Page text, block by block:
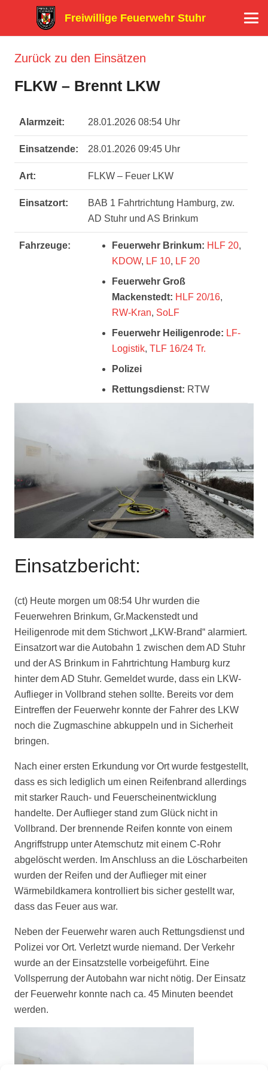
Freiwillige Feuerwehr Stuhr
Zurück zu den Einsätzen
FLKW – Brennt LKW
Alarmzeit: 28.01.2026 08:54 Uhr
Einsatzende: 28.01.2026 09:45 Uhr
Art: FLKW – Feuer LKW
Einsatzort:
BAB 1 Fahrtrichtung Hamburg, zw.
AD Stuhr und AS Brinkum
Fahrzeuge: Feuerwehr Brinkum: HLF 20,
KDOW, LF 10, LF 20
Feuerwehr Groß
Mackenstedt: HLF 20/16,
RW-Kran, SoLF
Feuerwehr Heiligenrode: LF-
Logistik, TLF 16/24 Tr.
Polizei
Rettungsdienst: RTW
Einsatzbericht:
(ct) Heute morgen um 08:54 Uhr wurden die
Feuerwehren Brinkum, Gr.Mackenstedt und
Heiligenrode mit dem Stichwort „LKW-Brand“ alarmiert.
Einsatzort war die Autobahn 1 zwischen dem AD Stuhr
und der AS Brinkum in Fahrtrichtung Hamburg kurz
hinter dem AD Stuhr. Gemeldet wurde, dass ein LKW-
Auflieger in Vollbrand stehen sollte. Bereits vor dem
Eintreffen der Feuerwehr konnte der Fahrer des LKW
noch die Zugmaschine abkuppeln und in Sicherheit
bringen.
Nach einer ersten Erkundung vor Ort wurde festgestellt,
dass es sich lediglich um einen Reifenbrand allerdings
mit starker Rauch- und Feuerscheinentwicklung
handelte. Der Auflieger stand zum Glück nicht in
Vollbrand. Der brennende Reifen konnte von einem
Angriffstrupp unter Atemschutz mit einem C-Rohr
abgelöscht werden. Im Anschluss an die Löscharbeiten
wurden der Reifen und der Auflieger mit einer
Wärmebildkamera kontrolliert bis sicher gestellt war,
dass das Feuer aus war.
Neben der Feuerwehr waren auch Rettungsdienst und
Polizei vor Ort. Verletzt wurde niemand. Der Verkehr
wurde an der Einsatzstelle vorbeigeführt. Eine
Vollsperrung der Autobahn war nicht nötig. Der Einsatz
der Feuerwehr konnte nach ca. 45 Minuten beendet
werden.